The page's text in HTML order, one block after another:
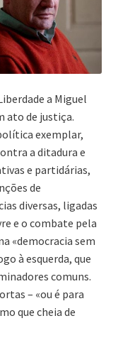
a Miguel
ato de justiça.
exemplar,
a ditadura e
e partidárias,
de
diversas, ligadas
e o combate pela
«democracia sem
à esquerda, que
comuns.
– «ou é para
que cheia de